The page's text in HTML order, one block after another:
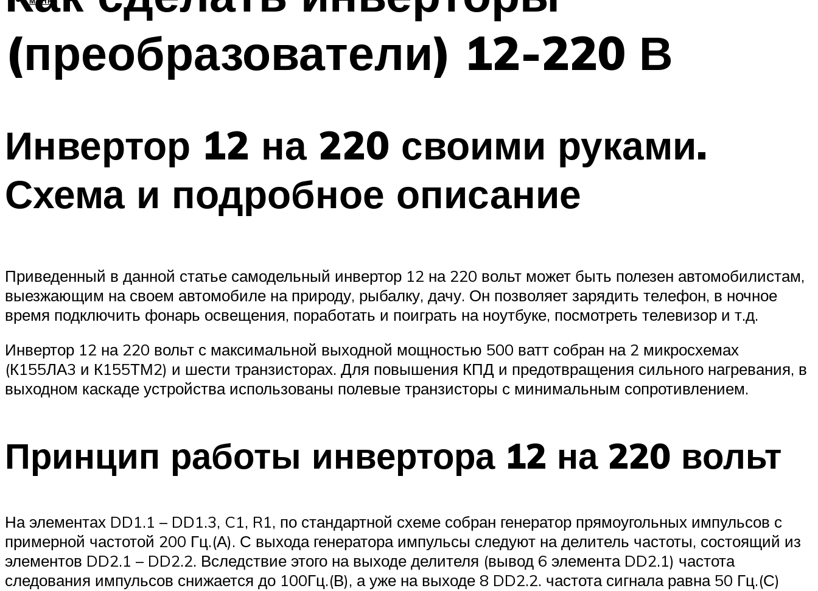
(преобразователи) 12-220 В
Инвертор 12 на 220 своими руками.
Схема и подробное описание
Приведенный в данной статье самодельный инвертор 12 на 220 вольт может быть полезен автомобилистам,
выезжающим на своем автомобиле на природу, рыбалку, дачу. Он позволяет зарядить телефон, в ночное
время подключить фонарь освещения, поработать и поиграть на ноутбуке, посмотреть телевизор и т.д.
Инвертор 12 на 220 вольт с максимальной выходной мощностью 500 ватт собран на 2 микросхемах
(К155ЛА3 и К155ТМ2) и шести транзисторах. Для повышения КПД и предотвращения сильного нагревания, в
выходном каскаде устройства использованы полевые транзисторы с минимальным сопротивлением.
Принцип работы инвертора 12 на 220 вольт
На элементах DD1.1 – DD1.3, C1, R1, по стандартной схеме собран генератор прямоугольных импульсов с
примерной частотой 200 Гц.(А). С выхода генератора импульсы следуют на делитель частоты, состоящий из
элементов DD2.1 – DD2.2. Вследствие этого на выходе делителя (вывод 6 элемента DD2.1) частота
следования импульсов снижается до 100Гц.(В), а уже на выходе 8 DD2.2. частота сигнала равна 50 Гц.(С)